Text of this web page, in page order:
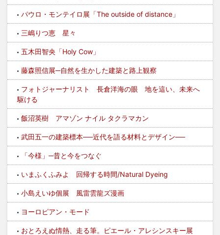
パウロ・モンテイロ展「The outside of distance」
三嶋りつ恵 星々
五木田智央「Holy Cow」
藤森照信展─自然を生かした建築と路上観察
フォトジャーナリスト 長倉洋海の眼 地を這い、未来へ
駆ける
飯沼英樹 アマゾン ナイル タクラマカン
武田五一の建築標本──近代を語る材料とデザイン──
「今様」─昔と今をつなぐ
いまふくふみよ 回帰する時間/Natural Dyeing
小島えいゆ個展 風雷雲龍ズ漫画
ヨーロピアン・モード
おとろえぬ情熱、走る筆。ピエール・アレシンスキー展